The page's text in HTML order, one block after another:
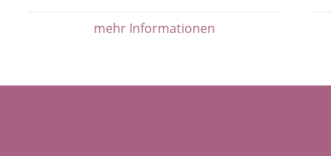
mehr Informationen